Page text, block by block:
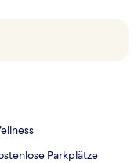
Parkplätze